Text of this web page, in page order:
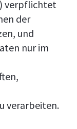
verpflichtet
der
und
nur im
verarbeiten.